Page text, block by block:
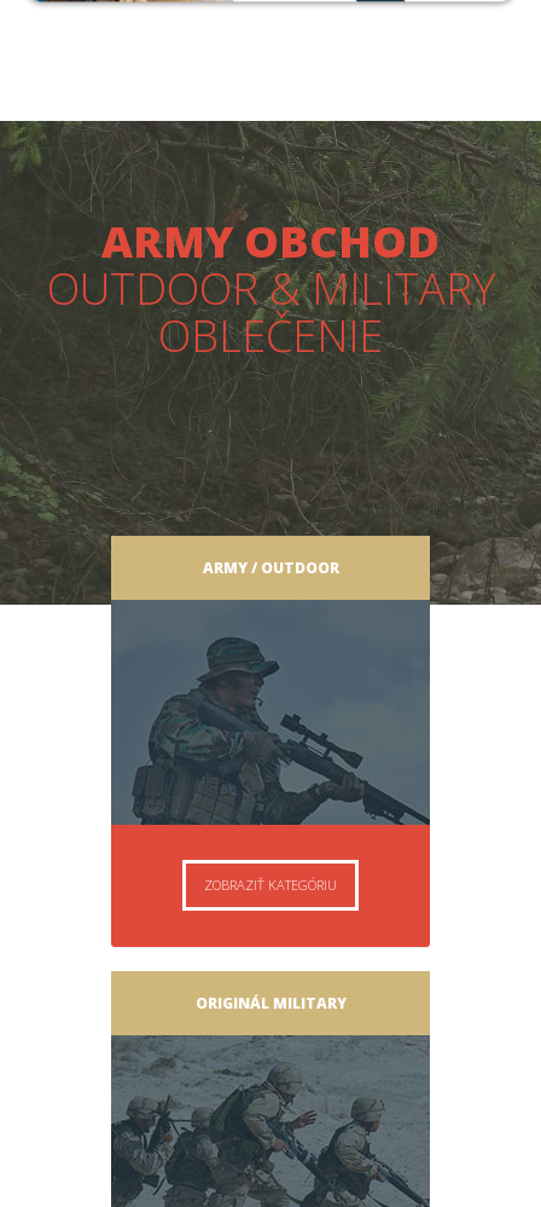
ARMY OBCHOD
OUTDOOR & MILITARY
OBLEČENIE
ARMY / OUTDOOR
ZOBRAZIŤ KATEGÓRIU
ORIGINÁL MILITARY